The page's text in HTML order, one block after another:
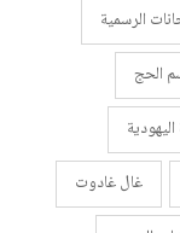
الرسمية
الحج
غال غادوت